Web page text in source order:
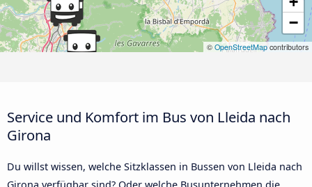
−
© OpenStreetMap contributors
Service und Komfort im Bus von Lleida nach
Girona
Du willst wissen, welche Sitzklassen in Bussen von Lleida nach
Girona verfügbar sind? Oder welche Busunternehmen die